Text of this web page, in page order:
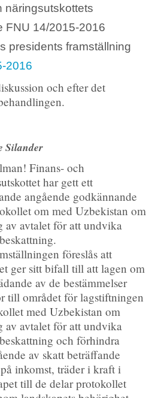
näringsutskottets
FNU 14/2015-2016
presidents framställning
2016
och efter det
Silander
Finans- och
har gett ett
angående godkännande
ommed Uzbekistan om
av avtalet för att undvika
föreslås att
ger sitt bifall till att lagen om
av de bestämmelser
till området för lagstiftningen
med Uzbekistan om
av avtalet för att undvika
och förhindra
av skatt beträffande
inkomst, träder i kraft i
till de delar protokollet